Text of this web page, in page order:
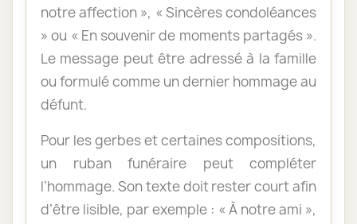
notre affection », « Sincères condoléances
» ou « En souvenir de moments partagés ».
Le message peut être adressé à la famille
ou formulé comme un dernier hommage au
défunt.
Pour les gerbes et certaines compositions,
un ruban funéraire peut compléter
l’hommage. Son texte doit rester court afin
d’être lisible, par exemple : « À notre ami »,